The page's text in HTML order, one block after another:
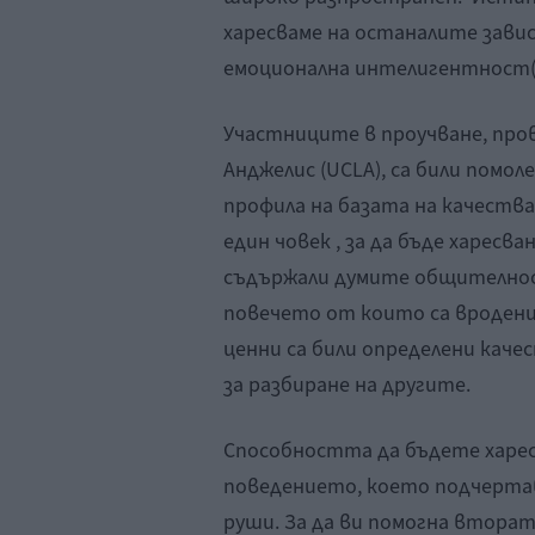
харесваме на останалите
емоционална
Участниците в проучване,
Анджелис (UCLA), са били
профила на базата на
един човек , за да бъде
съдържали думите
повечето от които са
ценни са били определени
за разбиране на другите.
Способността да бъдете
поведението, което
руши. За да ви помогна